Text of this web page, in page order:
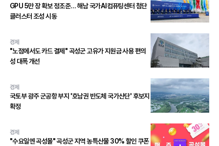
GPU 5만 장 확보 정조준… 해남 국가AI컴퓨팅센터 첨단
클러스터 조성 시동
경제
"노점에서도 카드 결제" 곡성군 고유가 지원금 사용 편의
성 대폭 개선
경제
국토부 광주 군공항 부지 '호남권 반도체 국가산단' 후보지
확정
경제
"수요일엔 곡성몰" 곡성군 지역 농특산물 30% 할인 쿠폰